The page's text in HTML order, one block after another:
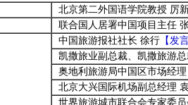
北京第二外国语学院教授 厉
联合国人居署中国项目主任
中国旅游报社社长 徐行 【发
凯撒旅业副总裁、凯撒旅游
奥地利旅游局中国区市场经
北京大兴国际机场副总经理
世界旅游城市联合会专家委